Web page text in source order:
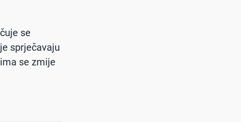
se
sprječavaju
se zmije